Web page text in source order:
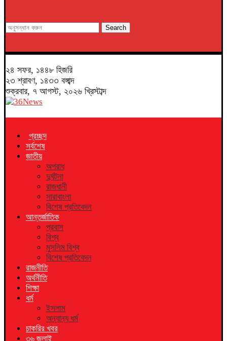
Search
২৪ সফর, ১৪৪৮ হিজরি
২৩ শ্রাবণ, ১৪৩৩ বঙ্গাব্দ
শুক্রবার, ৭ আগস্ট, ২০২৬ খ্রিস্টাব্দ
প্রচ্ছদ
সর্বশেষ
জাতীয়
অপরাধ
দুর্ঘটনা
রাজধানী
সারাবাংলা
বিশেষ প্রতিবেদন
আন্তর্জাতিক
প্রবাস
বিশ্ব
মুসলিম বিশ্ব
বিশেষ প্রতিবেদন
রাজনীতি
অর্থনীতি
শিক্ষা
ধর্ম
ইসলাম
অন্যান্য ধর্ম
চাকরির খবর
৩৬ জুলাই